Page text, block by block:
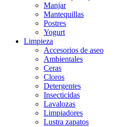
Manjar
Mantequillas
Postres
Yogurt
Limpieza
Accesorios de aseo
Ambientales
Ceras
Cloros
Detergentes
Insecticidas
Lavalozas
Limpiadores
Lustra zapatos